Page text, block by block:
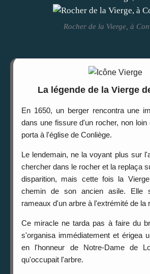
Rocher de la Vierge, à
La légende de la Vierge
En 1650, un berger rencontra une
dans une fissure d'un rocher, non loin
porta à l'église de Conliège.
Le lendemain, ne la voyant plus sur
chercher dans le rocher et la replaça
disparition, mais cette fois la
chemin de son ancien asile. Elle
rameaux d'un arbre à l'extrémité de la
Ce miracle ne tarda pas à faire du
s'organisa immédiatement et érigea
en l'honneur de Notre-Dame de
qu'occupait l'arbre.